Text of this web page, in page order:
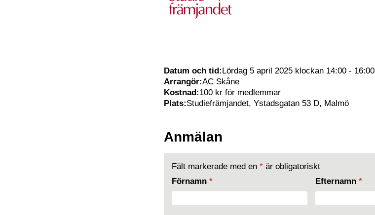
Datum och tid:Lördag 5 april 2025 klockan 14:00 - 16:00
Arrangör:AC Skåne
Kostnad:100 kr för medlemmar
Plats:Studiefrämjandet, Ystadsgatan 53 D, Malmö
Anmälan
Fält markerade med en* är obligatoriskt
Förnamn* Efternamn*